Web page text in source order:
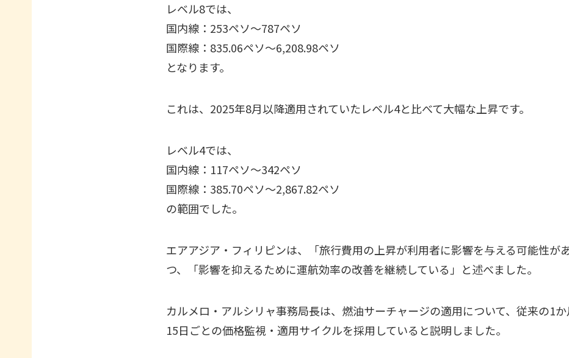
レベル8では、
国内線：253ペソ〜787ペソ
国際線：835.06ペソ〜6,208.98ペソ
となります。
これは、2025年8月以降適用されていたレベル4と比べて大幅な上昇です。
レベル4では、
国内線：117ペソ〜342ペソ
国際線：385.70ペソ〜2,867.82ペソ
の範囲でした。
エアアジア・フィリピンは、「旅行費用の上昇が利用者に影響を与える可能性が
つ、「影響を抑えるために運航効率の改善を継続している」と述べました。
カルメロ・アルシリャ事務局長は、燃油サーチャージの適用について、従来の1か
15日ごとの価格監視・適用サイクルを採用していると説明しました。